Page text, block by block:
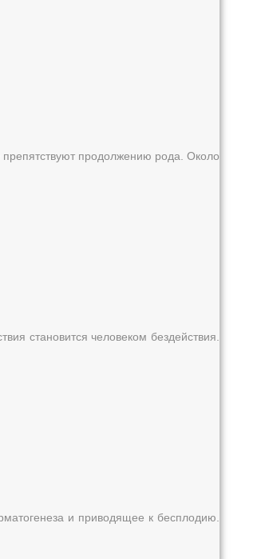
продолжению рода. Около
становится человеком бездействия.
и приводящее к бесплодию.